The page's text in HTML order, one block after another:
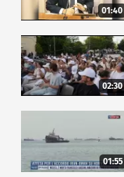
01:40
02:30
01:55